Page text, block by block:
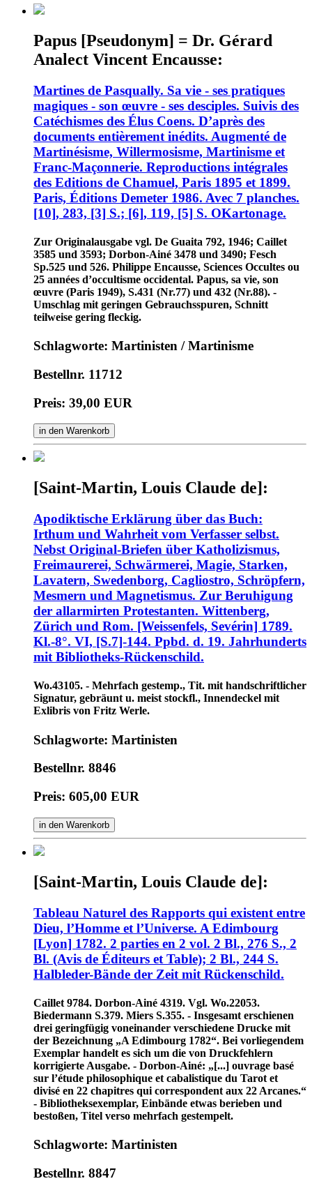
Papus [Pseudonym] = Dr. Gérard
Analect Vincent Encausse:
Martines de Pasqually. Sa vie - ses pratiques
magiques - son œuvre - ses desciples. Suivis des
Catéchismes des Élus Coens. D’après des
documents entièrement inédits. Augmenté de
Martinésisme, Willermosisme, Martinisme et
Franc-Maçonnerie. Reproductions intégrales
des Editions de Chamuel, Paris 1895 et 1899.
Paris, Éditions Demeter 1986. Avec 7 planches.
[10], 283, [3] S.; [6], 119, [5] S. OKartonage.
Zur Originalausgabe vgl. De Guaita 792, 1946; Caillet
3585 und 3593; Dorbon-Ainé 3478 und 3490; Fesch
Sp.525 und 526. Philippe Encausse, Sciences Occultes ou
25 années d’occultisme occidental. Papus, sa vie, son
œuvre (Paris 1949), S.431 (Nr.77) und 432 (Nr.88). -
Umschlag mit geringen Gebrauchsspuren, Schnitt
teilweise gering fleckig.
Schlagworte: Martinisten / Martinisme
Bestellnr. 11712
Preis: 39,00 EUR
in den Warenkorb
[Saint-Martin, Louis Claude de]:
Apodiktische Erklärung über das Buch:
Irthum und Wahrheit vom Verfasser selbst.
Nebst Original-Briefen über Katholizismus,
Freimaurerei, Schwärmerei, Magie, Starken,
Lavatern, Swedenborg, Cagliostro, Schröpfern,
Mesmern und Magnetismus. Zur Beruhigung
der allarmirten Protestanten. Wittenberg,
Zürich und Rom. [Weissenfels, Sevérin] 1789.
Kl.-8°. VI, [S.7]-144. Ppbd. d. 19. Jahrhunderts
mit Bibliotheks-Rückenschild.
Wo.43105. - Mehrfach gestemp., Tit. mit handschriftlicher
Signatur, gebräunt u. meist stockfl., Innendeckel mit
Exlibris von Fritz Werle.
Schlagworte: Martinisten
Bestellnr. 8846
Preis: 605,00 EUR
in den Warenkorb
[Saint-Martin, Louis Claude de]:
Tableau Naturel des Rapports qui existent entre
Dieu, l’Homme et l’Universe. A Edimbourg
[Lyon] 1782. 2 parties en 2 vol. 2 Bl., 276 S., 2
Bl. (Avis de Éditeurs et Table); 2 Bl., 244 S.
Halbleder-Bände der Zeit mit Rückenschild.
Caillet 9784. Dorbon-Ainé 4319. Vgl. Wo.22053.
Biedermann S.379. Miers S.355. - Insgesamt erschienen
drei geringfügig voneinander verschiedene Drucke mit
der Bezeichnung „A Edimbourg 1782“. Bei vorliegendem
Exemplar handelt es sich um die von Druckfehlern
korrigierte Ausgabe. - Dorbon-Ainé: „[...] ouvrage basé
sur l’étude philosophique et cabalistique du Tarot et
divisé en 22 chapitres qui correspondent aux 22 Arcanes.“
- Bibliotheksexemplar, Einbände etwas berieben und
bestoßen, Titel verso mehrfach gestempelt.
Schlagworte: Martinisten
Bestellnr. 8847